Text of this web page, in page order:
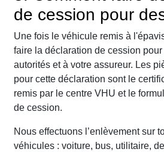
de cession pour
Une fois le véhicule remis à
faire la déclaration de cession
autorités et à votre assureur. Les
pour cette déclaration sont le
remis par le centre VHU et le
de cession.
Nous effectuons l’enlèvement sur
véhicules : voiture, bus, utilitaire,